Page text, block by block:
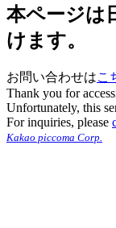
本ページは
けます。
お問い合わせはこ
Thank you for
Unfortunately, this
For inquiries, please
Kakao piccoma Corp.